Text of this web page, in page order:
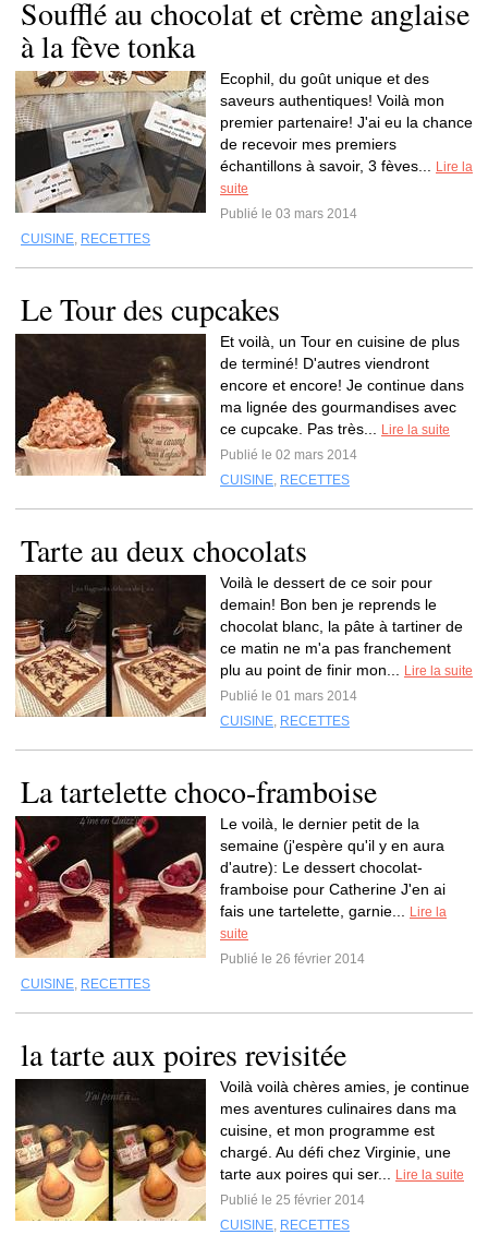
Soufflé au chocolat et crème anglaise
à la fève tonka
Ecophil, du goût unique et des
saveurs authentiques! Voilà mon
premier partenaire! J'ai eu la chance
de recevoir mes premiers
échantillons à savoir, 3 fèves...
Lire la
suite
Publié le 03 mars 2014
CUISINE, RECETTES
Le Tour des cupcakes
Et voilà, un Tour en cuisine de plus
de terminé! D'autres viendront
encore et encore! Je continue dans
ma lignée des gourmandises avec
ce cupcake. Pas très...
Lire la suite
Publié le 02 mars 2014
CUISINE, RECETTES
Tarte au deux chocolats
Voilà le dessert de ce soir pour
demain! Bon ben je reprends le
chocolat blanc, la pâte à tartiner de
ce matin ne m'a pas franchement
plu au point de finir mon...
Lire la suite
Publié le 01 mars 2014
CUISINE, RECETTES
La tartelette choco-framboise
Le voilà, le dernier petit de la
semaine (j'espère qu'il y en aura
d'autre): Le dessert chocolat-
framboise pour Catherine J'en ai
fais une tartelette, garnie...
Lire la
suite
Publié le 26 février 2014
CUISINE, RECETTES
la tarte aux poires revisitée
Voilà voilà chères amies, je continue
mes aventures culinaires dans ma
cuisine, et mon programme est
chargé. Au défi chez Virginie, une
tarte aux poires qui ser...
Lire la suite
Publié le 25 février 2014
CUISINE, RECETTES